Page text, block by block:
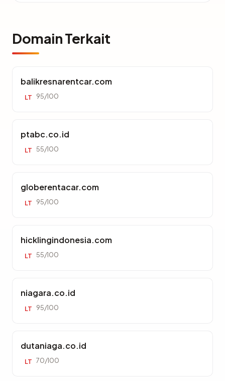
Domain Terkait
balikresnarentcar.com
LT 95/100
ptabc.co.id
LT 55/100
globerentacar.com
LT 95/100
hicklingindonesia.com
LT 55/100
niagara.co.id
LT 95/100
dutaniaga.co.id
LT 70/100